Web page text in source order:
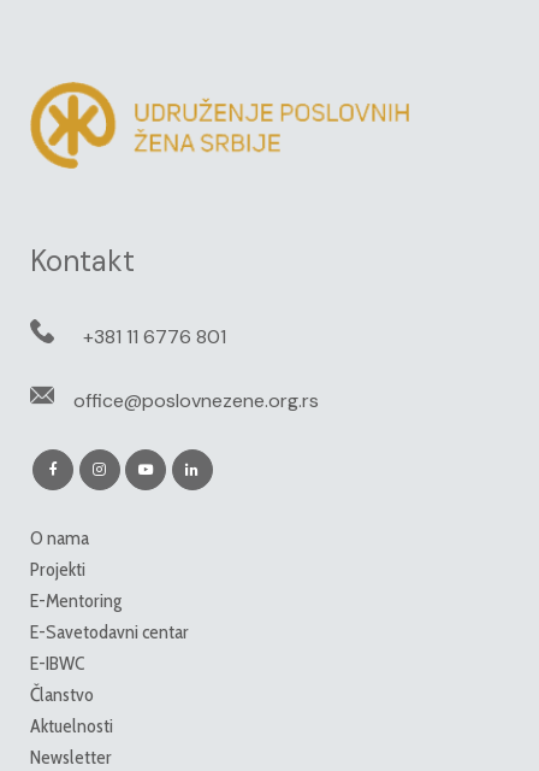
Kontakt
+381 11 6776 801
office@poslovnezene.org.rs
O nama
Projekti
E-Mentoring
E-Savetodavni centar
E-IBWC
Članstvo
Aktuelnosti
Newsletter